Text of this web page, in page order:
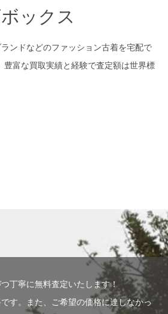
ックス
ンドなどのファッション古着を宅配で
豊富な買取実績と経験で査定額は世界標
丁寧に無料査定いたします！
す。また、ご希望の価格に達しなかっ